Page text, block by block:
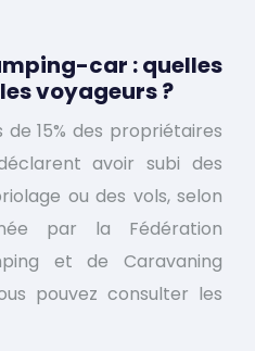
car : quelles
voyageurs ?
15% des propriétaires
avoir subi des
ou des vols, selon
par la Fédération
et de Caravaning
pouvez consulter les